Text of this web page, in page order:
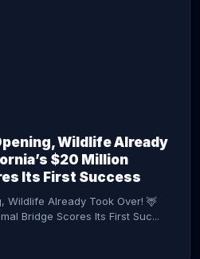
Wildlife Already
$20 Million
Its First Success
Wildlife Already Took Over! 🦌
Bridge Scores Its First Suc...